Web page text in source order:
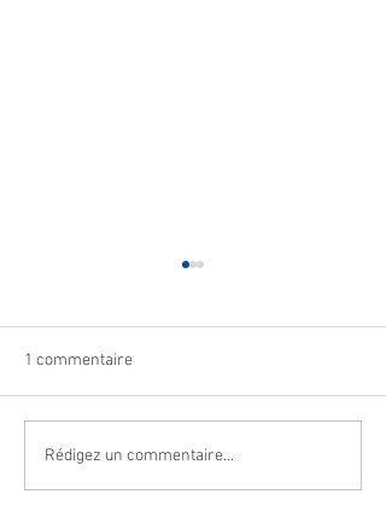
Navettes estivales Envibus
gratuites
1 commentaire
Rédigez un commentaire...